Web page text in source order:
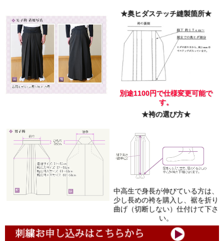
★奥ヒダステッチ縫製箇所★
別途1100円で仕様変更可能で
す。
★袴の選び方★
中高生で身長が伸びている方は、
少し長めの袴を購入し、裾を折り
曲げ（切断しない）仕付けて下さ
い。